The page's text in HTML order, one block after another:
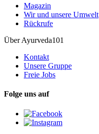
Magazin
Wir und unsere Umwelt
Rückrufe
Über Ayurveda101
Kontakt
Unsere Gruppe
Freie Jobs
Folge uns auf